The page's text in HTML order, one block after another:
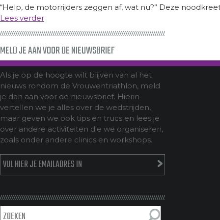
“Help, de motorrijders zeggen af, wat nu?” Deze
Lees verder
MELD JE AAN VOOR DE NIEUWSBRIEF
Als je op de hoogte wilt blijven van al het
nieuws rondom de Vrouwentriathlon, meld
je dan aan voor de nieuwsbrief. Hierin
vertellen we je alles over de wedstrijden,
maar geven we ook tips en trucs en lees je
over andere activiteiten die we organiseren,
zoals onder andere clinics en workshops.